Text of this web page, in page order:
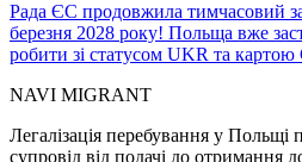
Рада ЄС продовжила тимчасовий
березня 2028 року! Польща вже
робити зі статусом UKR та
NAVI MIGRANT
Легалізація перебування у Польщі
супровід від подачі до отримання